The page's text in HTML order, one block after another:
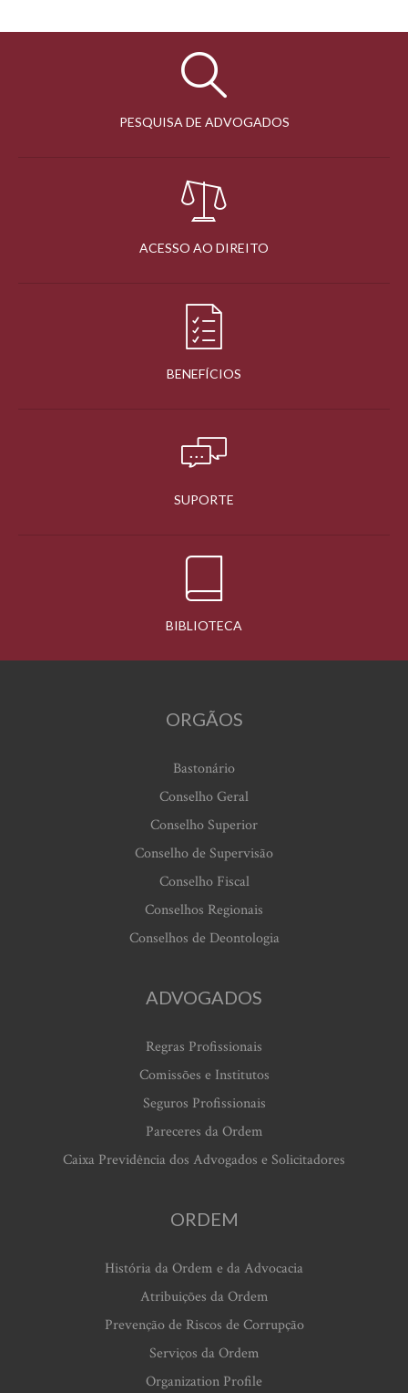
PESQUISA DE ADVOGADOS
ACESSO AO DIREITO
BENEFÍCIOS
SUPORTE
BIBLIOTECA
ORGÃOS
Bastonário
Conselho Geral
Conselho Superior
Conselho de Supervisão
Conselho Fiscal
Conselhos Regionais
Conselhos de Deontologia
ADVOGADOS
Regras Profissionais
Comissões e Institutos
Seguros Profissionais
Pareceres da Ordem
Caixa Previdência dos Advogados e Solicitadores
ORDEM
História da Ordem e da Advocacia
Atribuições da Ordem
Prevenção de Riscos de Corrupção
Serviços da Ordem
Organization Profile